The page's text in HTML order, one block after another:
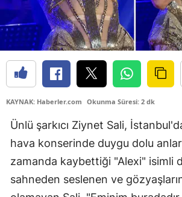
KAYNAK: Haberler.com Okunma Süresi: 2 dk
Ünlü şarkıcı Ziynet Sali,
hava konserinde duygu dolu anlar
zamanda kaybettiği "Alexi" isimli
sahneden seslenen ve